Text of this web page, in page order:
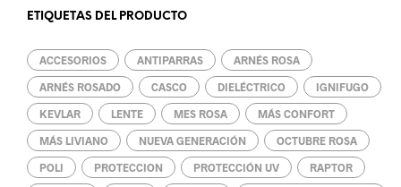
ETIQUETAS DEL PRODUCTO
ACCESORIOS ANTIPARRAS ARNÉS ROSA
ARNÉS ROSADO CASCO DIELÉCTRICO IGNIFUGO
KEVLAR LENTE MES ROSA MÁS CONFORT
MÁS LIVIANO NUEVA GENERACIÓN OCTUBRE ROSA
POLI PROTECCION PROTECCIÓN UV RAPTOR